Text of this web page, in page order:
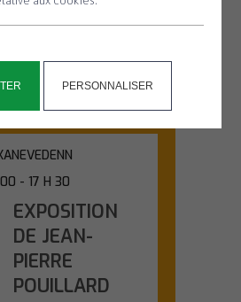
PERSONNALISER
découverte des
chauves-souris lors
- 17 H 30
EXPOSITION
DE JEAN-
PIERRE
POUILLARD